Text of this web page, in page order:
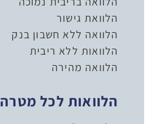
הלוואת גישור
הלוואה ללא חשבון בנק
הלוואות ללא ריבית
הלוואה מהירה
הלוואות לכל מטרה